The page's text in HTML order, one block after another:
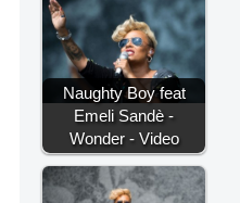
Naughty Boy feat
Emeli Sandè -
Wonder - Video